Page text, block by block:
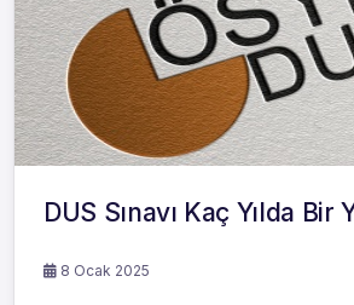
DUS Sınavı Kaç Yılda Bir
8 Ocak 2025